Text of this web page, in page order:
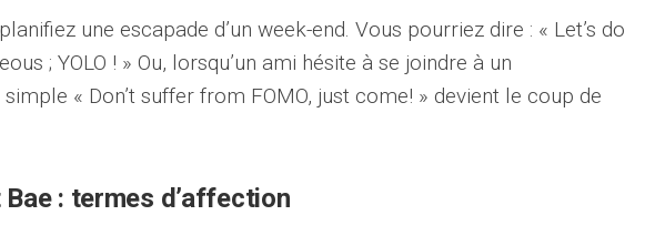
une escapade d’un week-end. Vous pourriez dire : « Let’s do
; YOLO ! » Ou, lorsqu’un ami hésite à se joindre à un
« Don’t suffer from FOMO, just come! » devient le coup de
: termes d’affection